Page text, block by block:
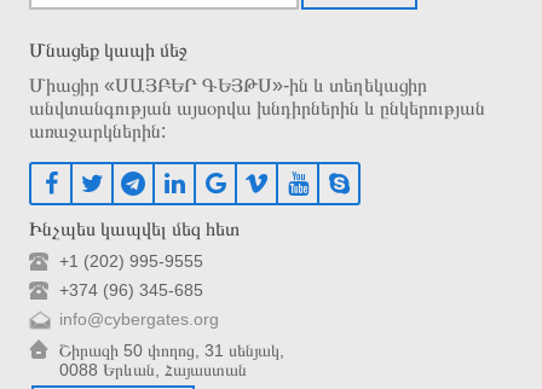
Մնացեք կապի մեջ
Միացիր «ՍԱՅԲԵՐ ԳԵՅԹՍ»-ին և տեղեկացիր
անվտանգության այսօրվա խնդիրներին և ընկերության
առաջարկներին:
Ինչպես կապվել մեզ հետ
+1 (202) 995-9555
+374 (96) 345-685
info@cybergates.org
Շիրազի 50 փողոց, 31 սենյակ,
0088 Երևան, Հայաստան